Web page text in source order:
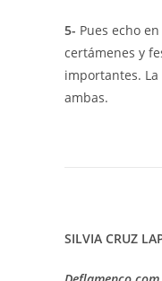
5- Pues echo
certámenes y
importantes.
ambas.
SILVIA CRUZ